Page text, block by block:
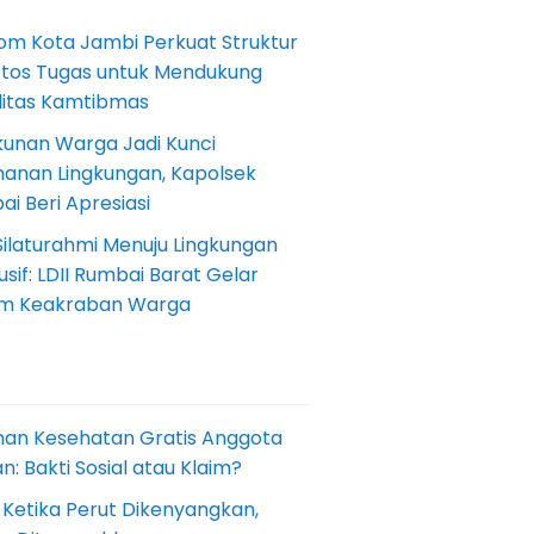
Kota Jambi Perkuat Struktur
Tugas untuk Mendukung
Kamtibmas
Warga Jadi Kunci
Lingkungan, Kapolsek
Beri Apresiasi
Menuju Lingkungan
LDII Rumbai Barat Gelar
Keakraban Warga
Kesehatan Gratis Anggota
Bakti Sosial atau Klaim?
Ketika Perut Dikenyangkan,